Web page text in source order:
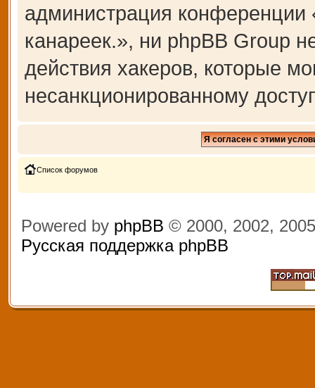
администрация
канареек.», ни phpBB Group
действия хакеров, которые
несанкционированному
Список форумов
Powered by phpBB © 2000, 2002,
Русская поддержка phpBB